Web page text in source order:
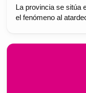
La provincia se sitúa
el fenómeno al